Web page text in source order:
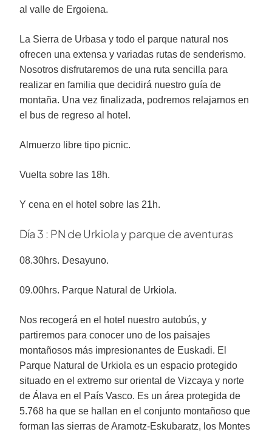
al valle de Ergoiena.
La Sierra de Urbasa y todo el parque natural nos
ofrecen una extensa y variadas rutas de senderismo.
Nosotros disfrutaremos de una ruta sencilla para
realizar en familia que decidirá nuestro guía de
montaña. Una vez finalizada, podremos relajarnos en
el bus de regreso al hotel.
Almuerzo libre tipo picnic.
Vuelta sobre las 18h.
Y cena en el hotel sobre las 21h.
Día 3 : PN de Urkiola y parque de aventuras
08.30hrs. Desayuno.
09.00hrs. Parque Natural de Urkiola.
Nos recogerá en el hotel nuestro autobús, y
partiremos para conocer uno de los paisajes
montañosos más impresionantes de Euskadi. El
Parque Natural de Urkiola es un espacio protegido
situado en el extremo sur oriental de Vizcaya y norte
de Álava en el País Vasco. Es un área protegida de
5.768 ha que se hallan en el conjunto montañoso que
forman las sierras de Aramotz-Eskubaratz, los Montes